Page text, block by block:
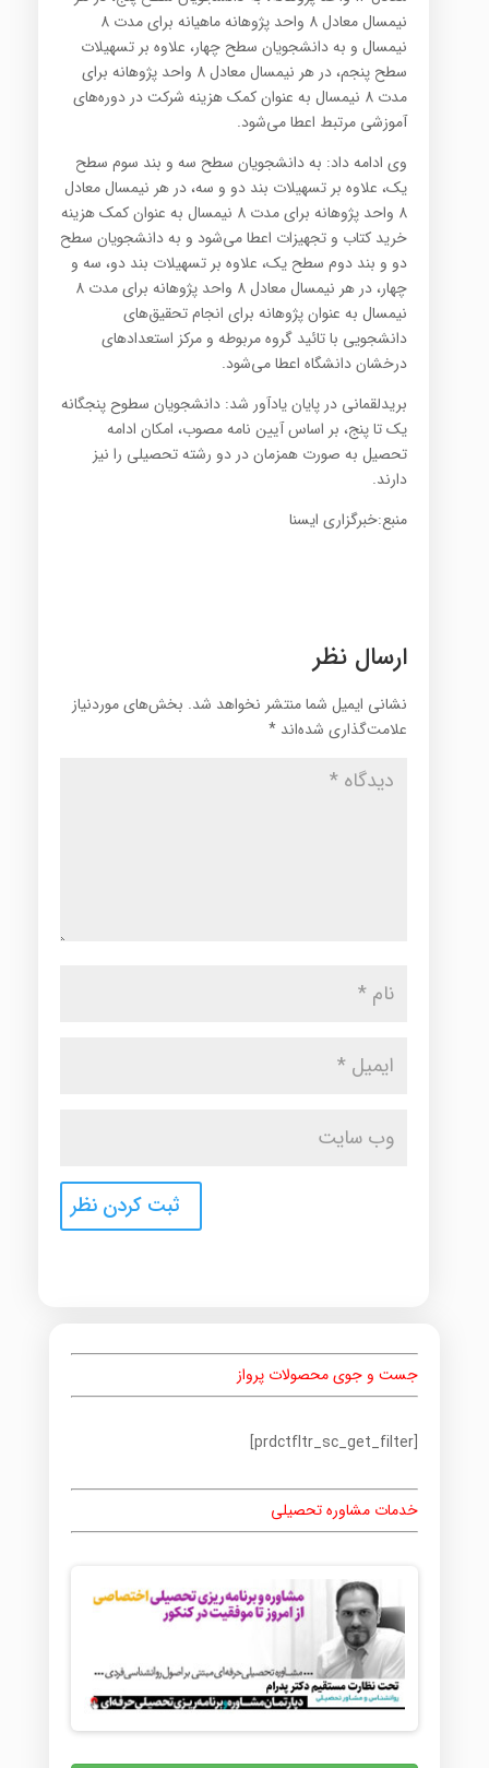
نیمسال معادل 8 واحد پژوهانه ماهیانه برای مدت 8
نیمسال و به دانشجویان سطح چهار، علاوه بر تسهیلات
سطح پنجم، در هر نیمسال معادل 8 واحد پژوهانه برای
مدت 8 نیمسال به عنوان کمک هزینه شرکت در دوره‌های
آموزشی مرتبط اعطا می‌شود.
وی ادامه داد: به دانشجویان سطح سه و بند سوم سطح
یک، علاوه بر تسهیلات بند دو و سه، در هر نیمسال معادل
8 واحد پژوهانه برای مدت 8 نیمسال به عنوان کمک هزینه
خرید کتاب و تجهیزات اعطا می‌شود و به دانشجویان سطح
دو و بند دوم سطح یک، علاوه بر تسهیلات بند دو، سه و
چهار، در هر نیمسال معادل 8 واحد پژوهانه برای مدت 8
نیمسال به عنوان پژوهانه برای انجام تحقیق‌های
دانشجویی با تائید گروه مربوطه و مرکز استعدادهای
درخشان دانشگاه اعطا می‌شود.
بریدلقمانی در پایان یادآور شد: دانشجویان سطوح پنجگانه
یک تا پنج، بر اساس آیین نامه مصوب، امکان ادامه
تحصیل به صورت همزمان در دو رشته تحصیلی را نیز
دارند.
منبع:خبرگزاری ایسنا
ارسال نظر
نشانی ایمیل شما منتشر نخواهد شد. بخش‌های موردنیاز
علامت‌گذاری شده‌اند *
جست و جوی محصولات پرواز
[prdctfltr_sc_get_filter]
خدمات مشاوره تحصیلی